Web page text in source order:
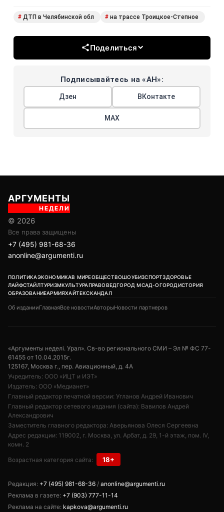
# ДТП в Челябинской обл # на трассе Троицкое-Степное
Поделиться
Подписывайтесь на «АН»:
Дзен ВКонтакте
МАХ
АРГУМЕНТЫ
НЕДЕЛИ
© 2026
Все права защищены
+7 (495) 981-68-36
anonline@argumenti.ru
ПОЛИТИКАЭКОНОМИКАВ МИРЕОБЩЕСТВОШОУБИЗСПОРТЗДОРОВЬЕ
ЛАЙФСТАЙЛТУРИЗМКУЛЬТУРАПРАВОВЕДГОРОД МСАД-ОГОРОДИСТОРИЯ
ОБРАЗОВАНИЕАРМИЯХАЙТЕКСКАНДАЛ
Об изданииГлавнаяВсе новостиАвторыНовости партнеров
«Аргументы неделi. Урал». Св-во регионального СМИ – Эл № ФС 77-
61455 от 10.04.2015г.
125167, Москва г., пер. Авиационный, д. 4А
Учредитель: ООО «ИЦТ и ИЭТ»
Издатель: ООО «Медианет»
Главный редактор печатной версии: Угланов Андрей Иванович
Главный редактор сетевого издания (сайта): Вавилов Андрей
Александрович
Заместитель главного редактора: Аверьянова Олеся Сергеевна
Адрес редакции: 119002, г. Москва, ул. Арбат, д. 29, 1-й этаж, пом. IV,
комн. 2
Возрастная категория сайта: 18+
Редакция: +7 (495) 981-68-36 / anonline@argumenti.ru
Реклама в газете: +7 (903) 777-11-14
Реклама на сайте: kapkova@argumenti.ru